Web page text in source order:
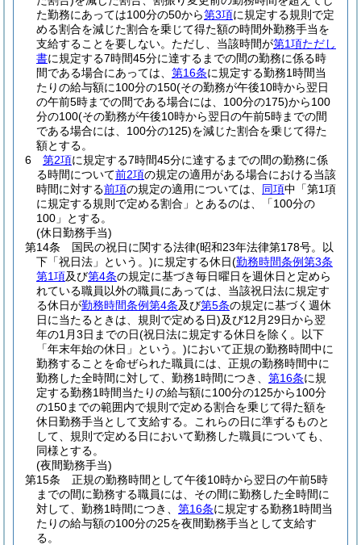
た勤務にあっては100分の50から第3項に規定する規則で定
める割合を減じた割合を乗じて得た額の時間外勤務手当を
支給することを要しない。 ただし、当該時間が第1項ただし
書に規定する7時間45分に達するまでの間の勤務に係る時
間である場合にあっては、 第16条に規定する勤務1時間当
たりの給与額に100分の150(その勤務が午後10時から翌日
の午前5時までの間である場合には、100分の175)から100
分の100(その勤務が午後10時から翌日の午前5時までの間
である場合には、100分の125)を減じた割合を乗じて得た
額とする。
6
第2項に規定する7時間45分に達するまでの間の勤務に係
る時間について前2項の規定の適用がある場合における当該
時間に対する前項の規定の適用については、 同項中「第1項
に規定する規則で定める割合」とあるのは、「100分の
100」とする。
(休日勤務手当)
第14条
国民の祝日に関する法律(昭和23年法律第178号。以
下「祝日法」という。)に規定する休日(勤務時間条例第3条
第1項及び第4条の規定に基づき毎日曜日を週休日と定めら
れている職員以外の職員にあっては、当該祝日法に規定す
る休日が勤務時間条例第4条及び第5条の規定に基づく週休
日に当たるときは、規則で定める日)及び12月29日から翌
年の1月3日までの日(祝日法に規定する休日を除く。以下
「年末年始の休日」という。)において正規の勤務時間中に
勤務することを命ぜられた職員には、正規の勤務時間中に
勤務した全時間に対して、勤務1時間につき、 第16条に規
定する勤務1時間当たりの給与額に100分の125から100分
の150までの範囲内で規則で定める割合を乗じて得た額を
休日勤務手当として支給する。
これらの日に準ずるものと
して、規則で定める日において勤務した職員についても、
同様とする。
(夜間勤務手当)
第15条
正規の勤務時間として午後10時から翌日の午前5時
までの間に勤務する職員には、その間に勤務した全時間に
対して、勤務1時間につき、 第16条に規定する勤務1時間当
たりの給与額の100分の25を夜間勤務手当として支給す
る。